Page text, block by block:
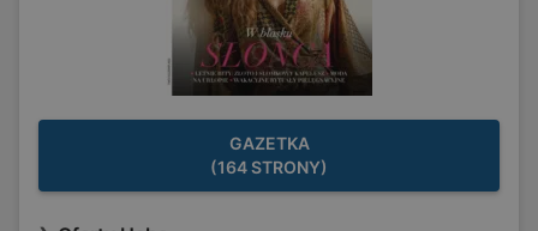
GAZETKA
(164 STRONY)